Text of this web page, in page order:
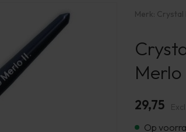
Merk: Crystal
Merlo
29,75
Op